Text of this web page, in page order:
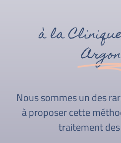
à la
Nous sommes un des
à proposer cette
traitement